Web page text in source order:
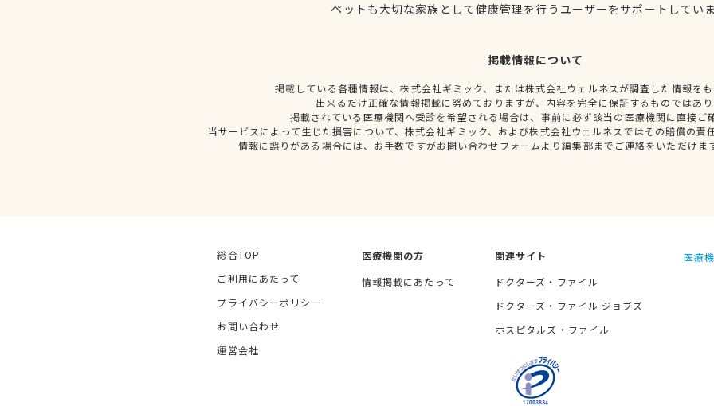
ペットも大切な家族として健康管理を行うユーザーをサポートしてい
掲載情報について
掲載している各種情報は、株式会社ギミック、または株式会社ウェルネスが調査した情報を
出来るだけ正確な情報掲載に努めておりますが、内容を完全に保証するものではあ
掲載されている医療機関へ受診を希望される場合は、事前に必ず該当の医療機関に直接ご
当サービスによって生じた損害について、株式会社ギミック、および株式会社ウェルネスではその賠償の責
情報に誤りがある場合には、お手数ですがお問い合わせフォームより編集部までご連絡をいただけま
総合TOP
ご利用にあたって
プライバシーポリシー
お問い合わせ
運営会社
医療機関の方
情報掲載にあたって
関連サイト
ドクターズ・ファイル
ドクターズ・ファイル ジョブズ
ホスピタルズ・ファイル
医療